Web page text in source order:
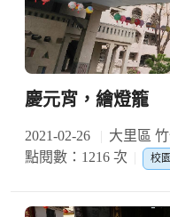
慶元宵，繪燈籠
2021-02-26
大里區
點閱數：1216 次
校